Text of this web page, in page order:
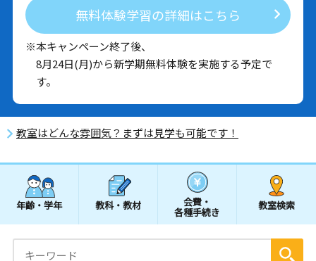
無料体験学習の詳細はこちら
※本キャンペーン終了後、
8月24日(月)から新学期無料体験を実施する予定で
す。
教室はどんな雰囲気？まずは見学も可能です！
年齢・学年 教科・教材 会費・
各種手続き
教室検索